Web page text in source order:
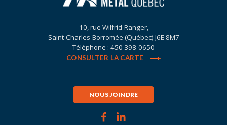
10, rue Wilfrid-Ranger,
Saint-Charles-Borromée (Québec) J6E 8M7
Téléphone : 450 398-0650
CONSULTER LA CARTE
NOUS JOINDRE